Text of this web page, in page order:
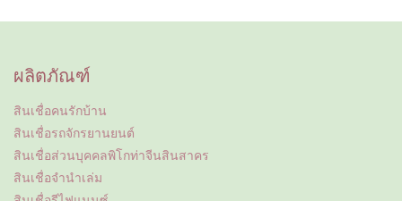
ผลิตภัณฑ์
สินเชื่อคนรักบ้าน
สินเชื่อรถจักรยานยนต์
สินเชื่อส่วนบุคคลพิโกท่าจีนสินสาคร
สินเชื่อจำนำเล่ม